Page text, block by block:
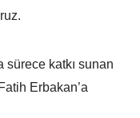
katkı sunan
Erbakan’a